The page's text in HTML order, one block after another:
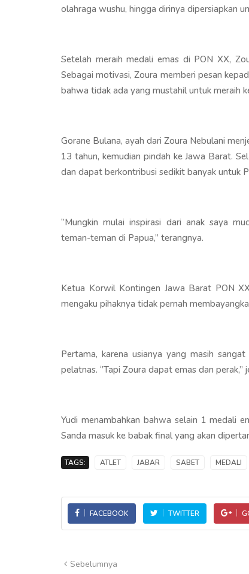
olahraga wushu, hingga dirinya dipersiapkan
Setelah meraih medali emas di PON XX,
Sebagai motivasi, Zoura memberi pesan
bahwa tidak ada yang mustahil untuk meraih
Gorane Bulana, ayah dari Zoura Nebulani
13 tahun, kemudian pindah ke Jawa Barat.
dan dapat berkontribusi sedikit banyak untuk
‘’Mungkin mulai inspirasi dari anak saya
teman-teman di Papua,’’ terangnya.
Ketua Korwil Kontingen Jawa Barat PON
mengaku pihaknya tidak pernah
Pertama, karena usianya yang masih
pelatnas. ‘’Tapi Zoura dapat emas dan perak,’’
Yudi menambahkan bahwa selain 1 medali
Sanda masuk ke babak final yang akan
TAGS: ATLET JABAR SABET MEDALI
FACEBOOK TWITTER
Sebelumnya